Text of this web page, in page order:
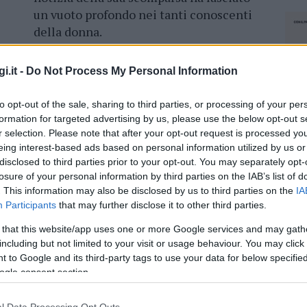
- Do Not Process My Personal Information
opt-out of the sale, sharing to third parties, or processing of your
for targeted advertising by us, please use the below opt-out
selection. Please note that after your opt-out request is processed
interest-based ads based on personal information utilized by us
to third parties prior to your opt-out. You may separately
of your personal information by third parties on the IAB’s list of
This information may also be disclosed by us to third parties on the
Participants that may further disclose it to other third parties.
that this website/app uses one or more Google services and may
but not limited to your visit or usage behaviour. You may
to Google and its third-party tags to use your data for below
consent section.
un vuoto profondo nei tanti conoscenti
della donna.
Sono tanti i messaggi di dolore lasciati
dai suoi amici e conoscenti sui social,
ormai persa. La 50enne è ricordata
nonostante le sue condizioni di salute.
ti ha aiutato e qui hai lasciatoun silenzio
sue amiche nei social.
cliccandoqui